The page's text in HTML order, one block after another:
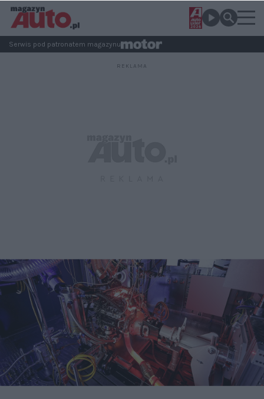
Serwis pod patronatem magazynu